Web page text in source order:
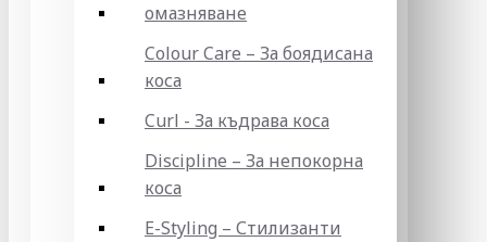
омазняване
Colour Care – За боядисана
коса
Curl - За къдрава коса
Discipline – За непокорна
коса
E-Styling – Стилизанти